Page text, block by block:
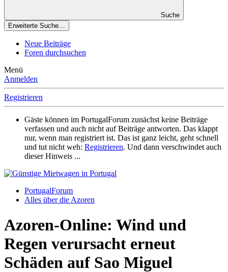
Suche
Erweiterte Suche…
Neue Beiträge
Foren durchsuchen
Menü
Anmelden
Registrieren
Gäste können im PortugalForum zunächst keine Beiträge
verfassen und auch nicht auf Beiträge antworten. Das klappt
nur, wenn man registriert ist. Das ist ganz leicht, geht schnell
und tut nicht weh: Registrieren. Und dann verschwindet auch
dieser Hinweis ...
PortugalForum
Alles über die Azoren
Azoren-Online: Wind und
Regen verursacht erneut
Schäden auf Sao Miguel